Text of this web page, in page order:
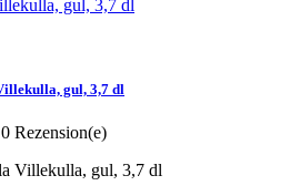
gul, 3,7 dl
0 Rezension(e)
Villekulla, gul, 3,7 dl